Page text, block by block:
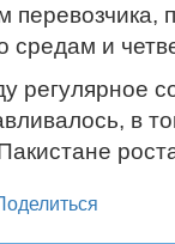
перевозчика,
средам и
регулярное
в